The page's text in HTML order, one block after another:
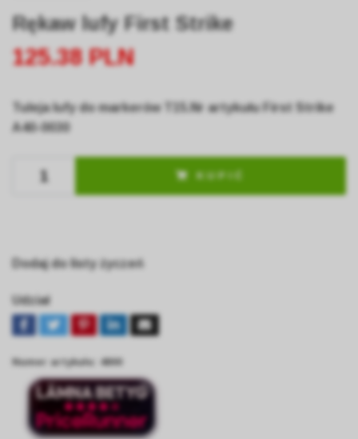
Rękaw lufy First Strike
125.38 PLN
Tuleja lufy do markerów T15.Nr artykułu First Strike
A40-0030
KUPIĆ
Dodaj do listy życzeń
Udział
Numer artykułu: 4800